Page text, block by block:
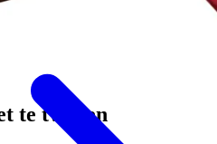
te twisten